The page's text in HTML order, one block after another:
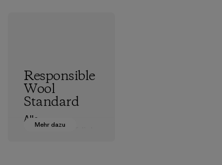
Mehr dazu
Responsible
Wool
Standard
Alle